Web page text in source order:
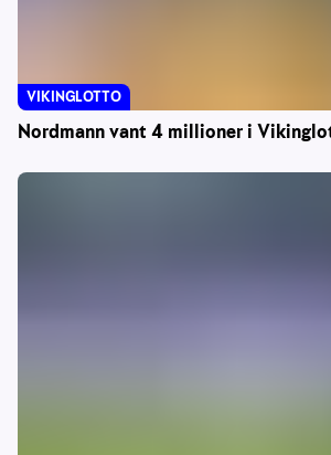
Nordmann vant 4 millioner i
VIKINGLOTTO